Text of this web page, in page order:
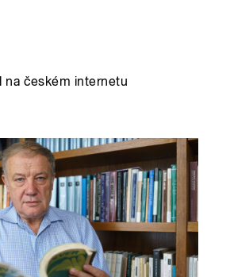
na českém internetu